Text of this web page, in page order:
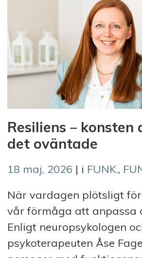
Resiliens –
det oväntade
18 maj, 2026 | i FUNK.,
När vardagen plötsligt
vår förmåga att anpassa
Enligt neuropsykologen
psykoterapeuten Åse